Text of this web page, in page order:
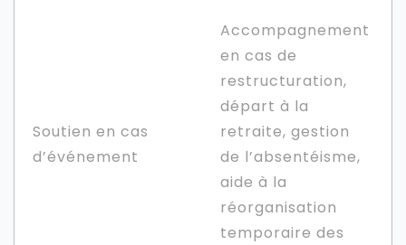
Soutien en cas
d’événement
Accompagnement
en cas de
restructuration,
départ à la
retraite, gestion
de l’absentéisme,
aide à la
réorganisation
temporaire des